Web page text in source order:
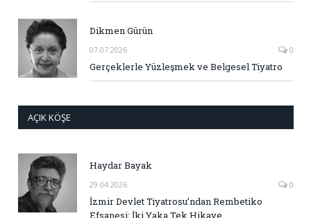
Dikmen Gürün
07.07.2026 0
Gerçeklerle Yüzleşmek ve Belgesel Tiyatro
AÇIK KÖŞE
Haydar Bayak
29.04.2026 0
İzmir Devlet Tiyatrosu’ndan Rembetiko
Efsanesi: İki Yaka Tek Hikaye